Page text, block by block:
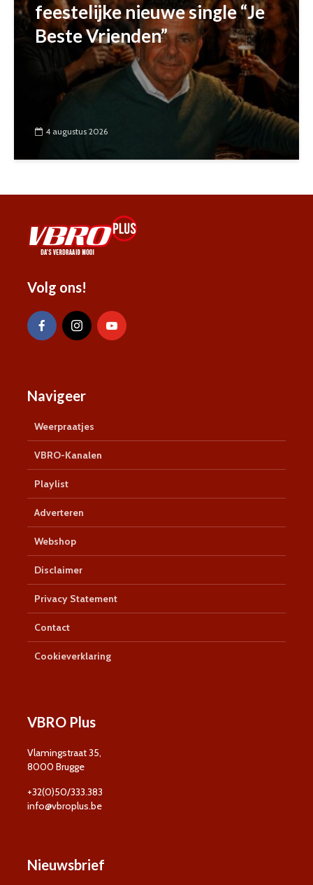
feestelijke nieuwe single “Je
Beste Vrienden”
4 augustus 2026
Volg ons!
Navigeer
Weerpraatjes
VBRO-Kanalen
Playlist
Adverteren
Webshop
Disclaimer
Privacy Statement
Contact
Cookieverklaring
VBRO Plus
Vlamingstraat 35,
8000 Brugge
+32(0)50/333.383
info@vbroplus.be
Nieuwsbrief